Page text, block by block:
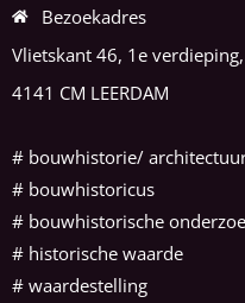
Bezoekadres
Vlietskant 46, 1e
4141 CM LEERDAM
# bouwhistorie/
# bouwhistoricus
# bouwhistorische
# historische waarde
# waardestelling